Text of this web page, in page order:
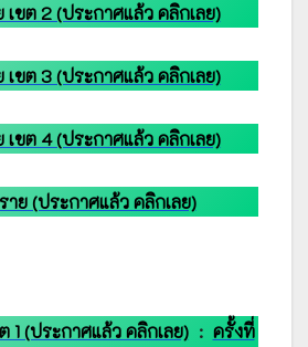
เขต 2 (ประกาศแล้ว คลิกเลย)
เขต 3 (ประกาศแล้ว คลิกเลย)
เขต 4 (ประกาศแล้ว คลิกเลย)
าย (ประกาศแล้ว คลิกเลย)
1 (ประกาศแล้ว คลิกเลย) : ครั้งที่